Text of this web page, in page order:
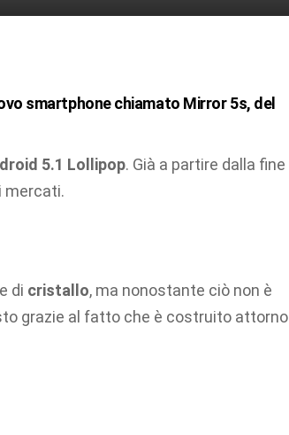
smartphone chiamato Mirror 5s, del
5.1 Lollipop. Già a partire dalla fine
mercati.
di cristallo, ma nonostante ciò non è
grazie al fatto che è costruito attorno